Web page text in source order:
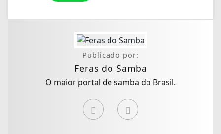
Publicado por:
Feras do Samba
O maior portal de samba do Brasil.